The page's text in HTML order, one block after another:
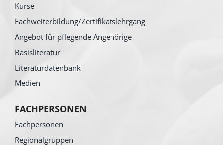
Kurse
Fachweiterbildung/Zertifikatslehrgang
Angebot für pflegende Angehörige
Basisliteratur
Literaturdatenbank
Medien
FACHPERSONEN
Fachpersonen
Regionalgruppen